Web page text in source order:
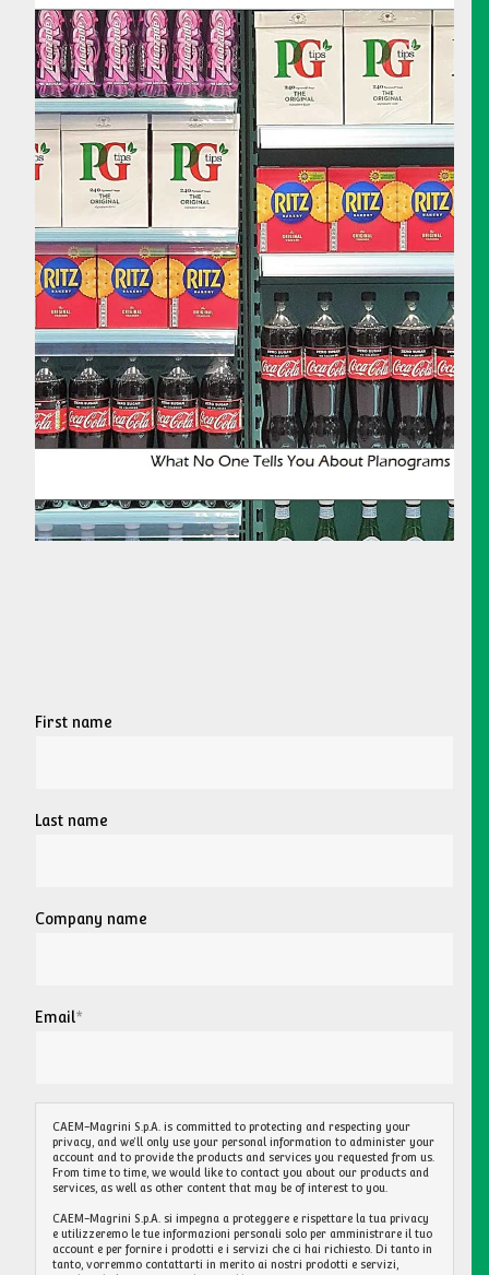
GESCHÄFT!
Whitepaper
Was Ihnen über Planogramme niemand sagt
Last name
Company name